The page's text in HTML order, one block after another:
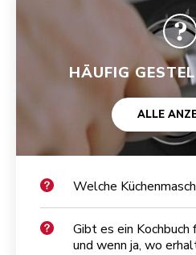
HÄUFIG
ALLE
Welche
Gibt es ein Kochbuch
und wenn ja, wo